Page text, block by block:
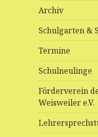
Archiv
Schulgarten &
Termine
Schulneulinge
Förderverein
Weisweiler e.V.